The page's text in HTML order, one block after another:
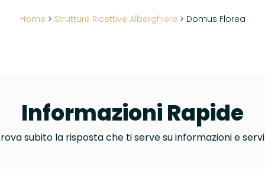
Home > Strutture Ricettive Alberghiere > Domus Florea
Informazioni Rapide
subito la risposta che ti serve su informazioni e